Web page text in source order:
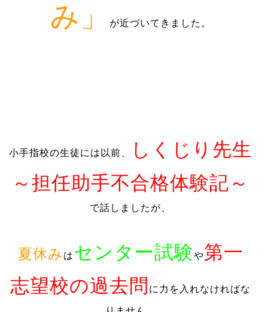
み」
が近づいてきました。
小手指校の生徒には以前、
しくじり先生
～担任助手不合格体験記～
で話しましたが、
夏休み は センター試験や第一
志望校の過去問 に力を入れなければな